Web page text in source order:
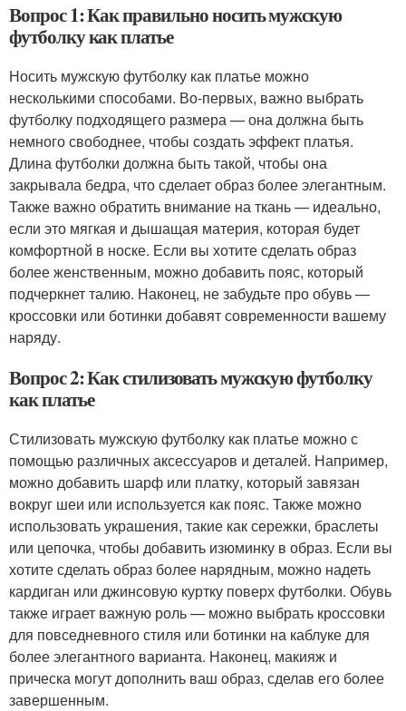
Вопрос 1: Как правильно носить мужскую
футболку как платье
Носить мужскую футболку как платье можно
несколькими способами. Во-первых, важно выбрать
футболку подходящего размера — она должна быть
немного свободнее, чтобы создать эффект платья.
Длина футболки должна быть такой, чтобы она
закрывала бедра, что сделает образ более элегантным.
Также важно обратить внимание на ткань — идеально,
если это мягкая и дышащая материя, которая будет
комфортной в носке. Если вы хотите сделать образ
более женственным, можно добавить пояс, который
подчеркнет талию. Наконец, не забудьте про обувь —
кроссовки или ботинки добавят современности вашему
наряду.
Вопрос 2: Как стилизовать мужскую футболку
как платье
Стилизовать мужскую футболку как платье можно с
помощью различных аксессуаров и деталей. Например,
можно добавить шарф или платку, который завязан
вокруг шеи или используется как пояс. Также можно
использовать украшения, такие как сережки, браслеты
или цепочка, чтобы добавить изюминку в образ. Если вы
хотите сделать образ более нарядным, можно надеть
кардиган или джинсовую куртку поверх футболки. Обувь
также играет важную роль — можно выбрать кроссовки
для повседневного стиля или ботинки на каблуке для
более элегантного варианта. Наконец, макияж и
прическа могут дополнить ваш образ, сделав его более
завершенным.